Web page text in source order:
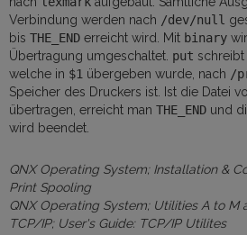
Verbindung werden nach /dev/null
bis THE_END erreicht wird. Mit binary
Übertragung umgeschaltet. put schreibt
welche in $1 übergeben wurde, nach /
Speicher des Druckers ist. Ist die Datei
übertragen, erreicht man THE_END und
wird beendet.
QNX Operating System; Installation &
Print Spooling
QNX Operating System; Utilities A to M
TCP/IP; User's Guide: TCP/IP Utilites